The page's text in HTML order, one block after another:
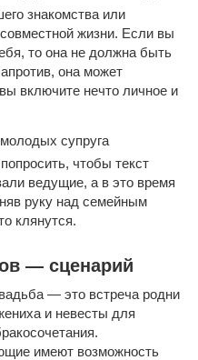
знакомства или
жизни. Если вы
то она не должна быть
она может
включите нечто личное и
супруга
чтобы текст
ведущие, а в это время
руку над семейным
клянутся.
— сценарий
— это встреча родни
и невесты для
имеют возможность